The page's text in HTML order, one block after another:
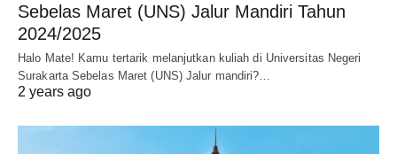
Sebelas Maret (UNS) Jalur Mandiri Tahun
2024/2025
Halo Mate! Kamu tertarik melanjutkan kuliah di Universitas Negeri
Surakarta Sebelas Maret (UNS) Jalur mandiri?…
2 years ago